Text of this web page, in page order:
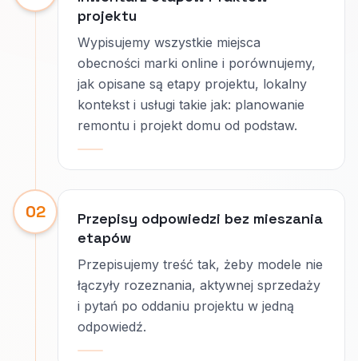
projektu
Wypisujemy wszystkie miejsca
obecności marki online i porównujemy,
jak opisane są etapy projektu, lokalny
kontekst i usługi takie jak: planowanie
remontu i projekt domu od podstaw.
02
Przepisy odpowiedzi bez mieszania
etapów
Przepisujemy treść tak, żeby modele nie
łączyły rozeznania, aktywnej sprzedaży
i pytań po oddaniu projektu w jedną
odpowiedź.